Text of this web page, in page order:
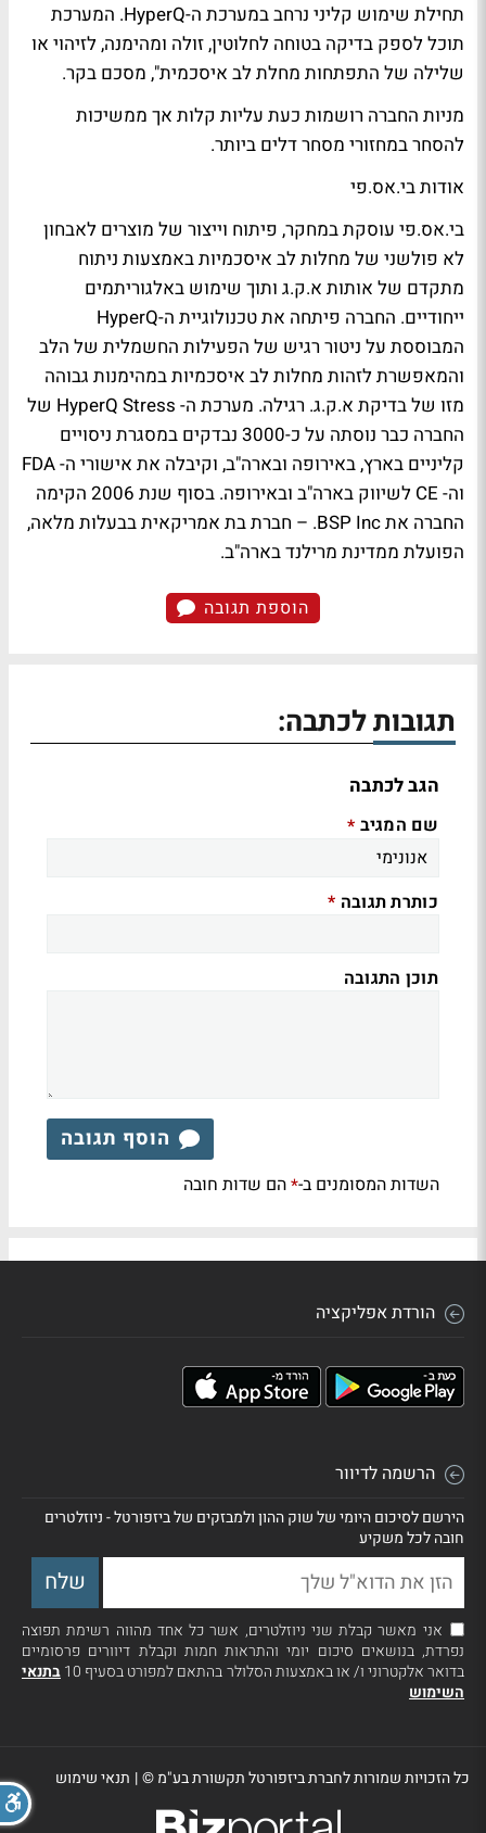
תחילת שימוש קליני נרחב במערכת ה-HyperQ. המערכת
תוכל לספק בדיקה בטוחה לחלוטין, זולה ומהימנה, לזיהוי או
שלילה של התפתחות מחלת לב איסכמית", מסכם בקר.
מניות החברה רושמות כעת עליות קלות אך ממשיכות
להסחר במחזורי מסחר דלים ביותר.
אודות בי.אס.פי
בי.אס.פי עוסקת במחקר, פיתוח וייצור של מוצרים לאבחון
לא פולשני של מחלות לב איסכמיות באמצעות ניתוח
מתקדם של אותות א.ק.ג ותוך שימוש באלגוריתמים
ייחודיים. החברה פיתחה את טכנולוגיית ה-HyperQ
המבוססת על ניטור רגיש של הפעילות החשמלית של הלב
והמאפשרת לזהות מחלות לב איסכמיות במהימנות גבוהה
מזו של בדיקת א.ק.ג. רגילה. מערכת ה- HyperQ Stress של
החברה כבר נוסתה על כ-3000 נבדקים במסגרת ניסויים
קליניים בארץ, באירופה ובארה"ב, וקיבלה את אישורי ה- FDA
וה- CE לשיווק בארה"ב ובאירופה. בסוף שנת 2006 הקימה
החברה את BSP Inc. – חברת בת אמריקאית בבעלות מלאה,
הפועלת ממדינת מרילנד בארה"ב.
הוספת תגובה
תגובות לכתבה:
הגב לכתבה
שם המגיב *
כותרת תגובה *
תוכן התגובה
הוסף תגובה
השדות המסומנים ב-*הם שדות חובה
הורדת אפליקציה
הרשמה לדיוור
הירשם לסיכום היומי של שוק ההון ולמבזקים של ביזפורטל - ניוזלטרים
חובה לכל משקיע
אני מאשר קבלת שני ניוזלטרים, אשר כל אחד מהווה רשימת תפוצה
נפרדת, בנושאים סיכום יומי והתראות חמות וקבלת דיוורים פרסומיים
בדואר אלקטרוני ו/ או באמצעות הסלולר בהתאם למפורט בסעיף 10
בתנאי
השימוש
כל הזכויות שמורות לחברת ביזפורטל תקשורת בע"מ ©| תנאי שימוש